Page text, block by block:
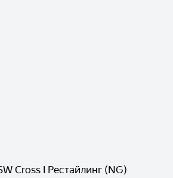
Cross I Рестайлинг (NG)